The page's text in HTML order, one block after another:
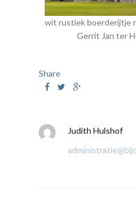
wit rustiek boerderijtje
Gerrit Jan ter
Share
Judith Hulshof